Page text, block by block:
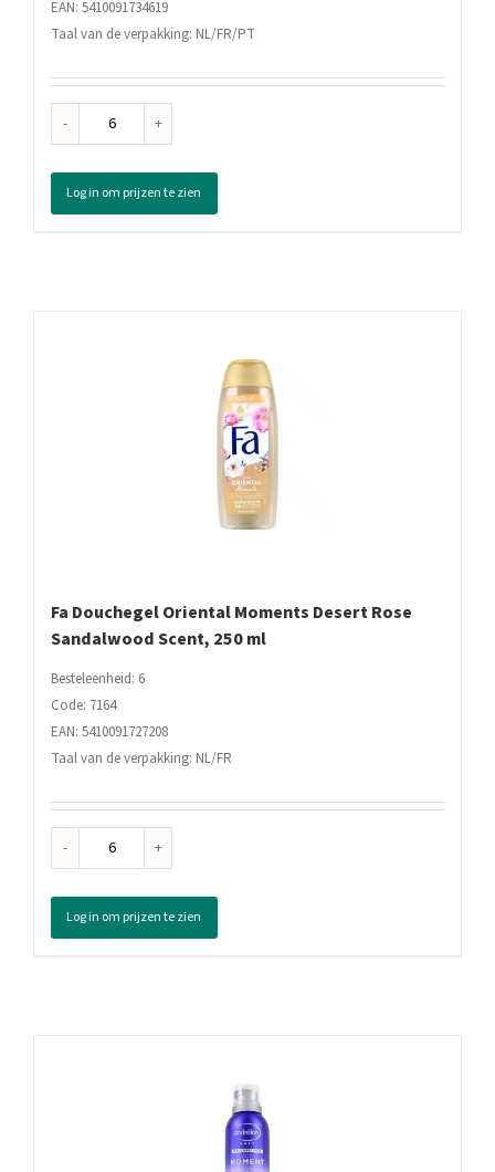
EAN: 5410091734619
Taal van de verpakking: NL/FR/PT
Fa
Divine
Moments,
250
Log in om prijzen te zien
Fa Douchegel Oriental Moments Desert Rose
Sandalwood Scent, 250 ml
Besteleenheid: 6
Code: 7164
EAN: 5410091727208
Taal van de verpakking: NL/FR
Fa
Oriental
Moments
Desert
Log in om prijzen te zien